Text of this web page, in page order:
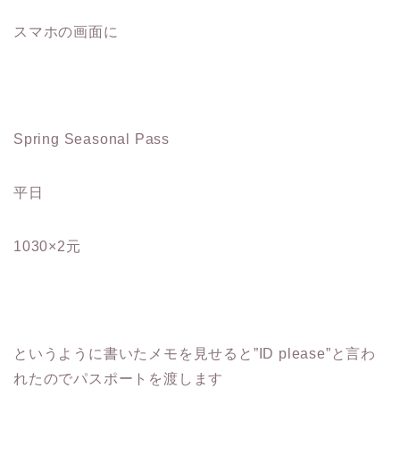
スマホの画面に
Spring Seasonal Pass
平日
1030×2元
というように書いたメモを見せると”ID please”と言わ
れたのでパスポートを渡します